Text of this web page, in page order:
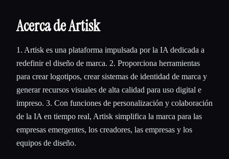
Acerca de Artisk
1. Artisk es una plataforma impulsada por la IA dedicada a
redefinir el diseño de marca. 2. Proporciona herramientas
para crear logotipos, crear sistemas de identidad de marca y
generar recursos visuales de alta calidad para uso digital e
impreso. 3. Con funciones de personalización y colaboración
de la IA en tiempo real, Artisk simplifica la marca para las
empresas emergentes, los creadores, las empresas y los
equipos de diseño.